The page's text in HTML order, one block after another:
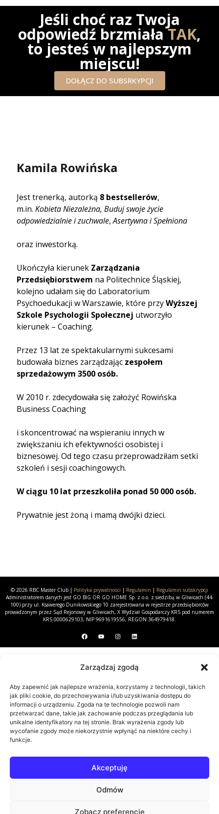
Zarządzaj zgodą
Aby zapewnić jak najlepsze wrażenia, korzystamy z technologii, takich
jak pliki cookie, do przechowywania i/lub uzyskiwania dostępu do
informacji o urządzeniu. Zgoda na te technologie pozwoli nam
przetwarzać dane, takie jak zachowanie podczas przeglądania lub
unikalne identyfikatory na tej stronie. Brak wyrażenia zgody lub
wycofanie zgody może niekorzystnie wpłynąć na niektóre cechy i
funkcje.
Akceptuję
Odmów
Zobacz preferencje
Jeśli choć raz Twoja
odpowiedź brzmiałaTAK,
to jesteś w najlepszym
miejscu!
DOŁĄCZ DO SUBSRKYPCJI
Kamila Rowińska
Jest trenerką, autorką 8 bestsellerów,
m.in. Kobieta Niezależna, Buduj swoje życie
odpowiedzialnie i zuchwale,Asertywna i Spełniona
oraz inwestorką.
Ukończyła kierunek Zarządzania
Przedsiębiorstwem na Politechnice Śląskiej,
kolejno udałam się do Laboratorium
Psychoedukacji w Warszawie, które przyWyższej
Szkole Psychologii Społecznej utworzyło
kierunek – Coaching.
Przez 13 lat ze spektakularnymi sukcesami
budowała biznes zarządzając zespołem
sprzedażowym 3500 osób.
W 2010 r. zdecydowała się założyć Rowińska
Business Coaching
i skoncentrować na wspieraniu innych w
zwiększaniu ich efektywności osobistej i
biznesowej. Od tego czasu przeprowadziłam setki
szkoleń i sesji coachingowych.
W ciągu 10 lat przeszkoliła ponad 50 000 osób.
Prywatnie jest żoną i mamą dwójki dzieci.
© 2026 RBC Master Club | Polityka prywatności | Regulamin | Regulamin subskrypcji
Administratorem danych jest GO BIG OR GO HOME Sp. z o.o. z siedzibą w Gliwicach (44-
100) przy ul. Ksawerego Dunikowskiego 10 zarejestrowana w rejestrze przedsiębiorców
prowadzonym przez Sąd Rejonowy w Gliwicach, X Wydział Gospodarczy KRS pod numerem
KRS 0000629103, NIP 9691619556, REGON 364979418.